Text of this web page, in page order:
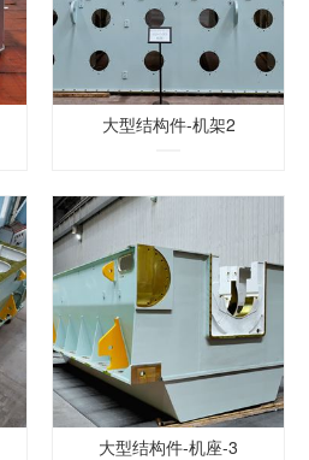
大型结构件-机架2
大型结构件-机座-3